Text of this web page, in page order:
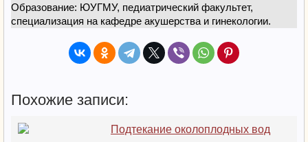
Образование: ЮУГМУ, педиатрический факультет,
специализация на кафедре акушерства и гинекологии.
Похожие записи:
Подтекание околоплодных вод